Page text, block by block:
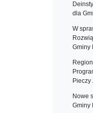
dla
W
Gminy
Nowe
Gminy